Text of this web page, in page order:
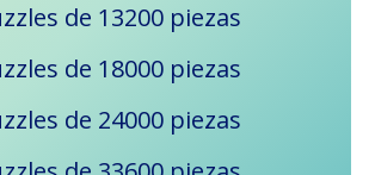
de 13200 piezas
de 18000 piezas
de 24000 piezas